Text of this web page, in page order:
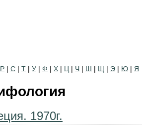
Р | С | Т | У | Ф | Х | Ц | Ч | Ш | Щ | Э | Ю | Я
1970г.